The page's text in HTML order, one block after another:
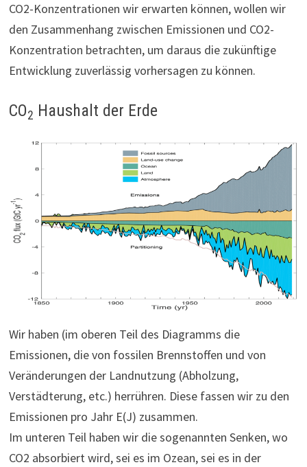
CO2-Konzentrationen wir erwarten können, wollen wir
den Zusammenhang zwischen Emissionen und CO2-
Konzentration betrachten, um daraus die zukünftige
Entwicklung zuverlässig vorhersagen zu können.
CO2 Haushalt der Erde
Wir haben (im oberen Teil des Diagramms die
Emissionen, die von fossilen Brennstoffen und von
Veränderungen der Landnutzung (Abholzung,
Verstädterung, etc.) herrühren. Diese fassen wir zu den
Emissionen pro Jahr E(J) zusammen.
Im unteren Teil haben wir die sogenannten Senken, wo
CO2 absorbiert wird, sei es im Ozean, sei es in der